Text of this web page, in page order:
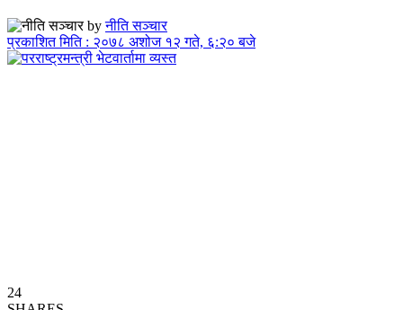
by नीति सञ्चार
प्रकाशित मिति : २०७८ अशोज १२ गते, ६:२० बजे
24